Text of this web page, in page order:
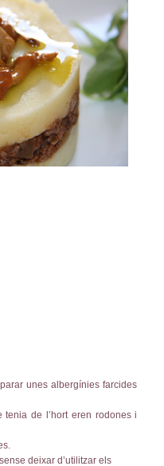
unes albergínies farcides
de l’hort eren rodones i
deixar d’utilitzar els